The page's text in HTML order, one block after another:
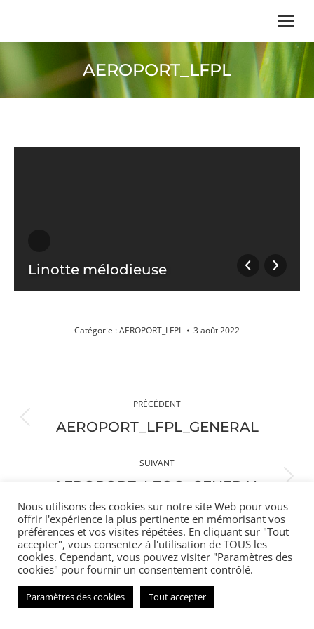
AEROPORT_LFPL
Vous êtes ici :
Linotte mélodieuse
Catégorie :AEROPORT_LFPL 3 août 2022
album
PRÉCÉDENT
Album
:
AEROPORT_LFPL_GENERAL
SUIVANT
Album
:
AEROPORT_LFOQ_GENERAL
Nous utilisons des cookies sur notre site Web pour vous
offrir l'expérience la plus pertinente en mémorisant vos
préférences et vos visites répétées. En cliquant sur "Tout
accepter", vous consentez à l'utilisation de TOUS les
cookies. Cependant, vous pouvez visiter "Paramètres des
cookies" pour fournir un consentement contrôlé.
Paramètres des cookies Tout accepter